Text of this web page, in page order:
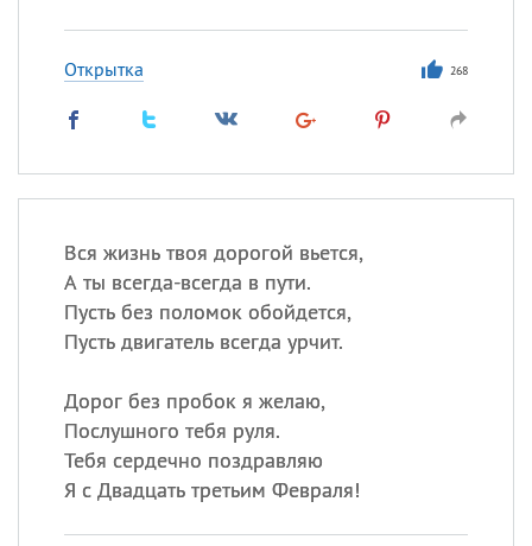
Открытка 268
Вся жизнь твоя дорогой вьется,
А ты всегда-всегда в пути.
Пусть без поломок обойдется,
Пусть двигатель всегда урчит.
Дорог без пробок я желаю,
Послушного тебя руля.
Тебя сердечно поздравляю
Я с Двадцать третьим Февраля!